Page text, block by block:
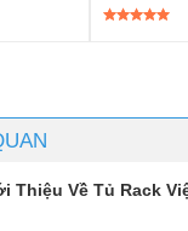
Thiệu Về Tủ Rack